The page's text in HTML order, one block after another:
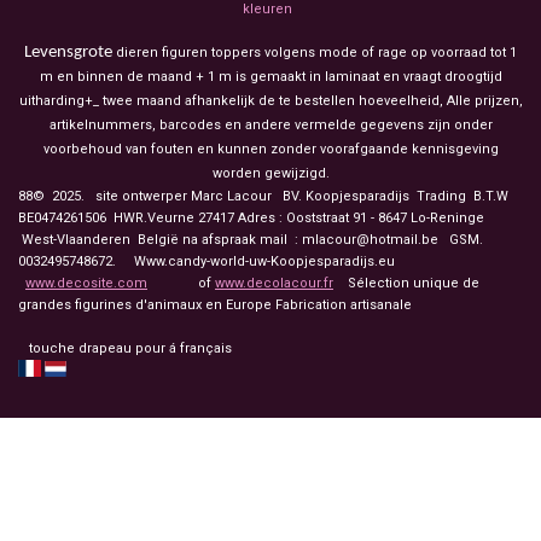
kleuren
Levensgrote dieren figuren toppers volgens mode of rage op voorraad tot 1
m en binnen de maand + 1 m is gemaakt in laminaat en vraagt droogtijd
uitharding+_ twee maand afhankelijk de te bestellen hoeveelheid, Alle prijzen,
artikelnummers, barcodes en andere vermelde gegevens zijn onder
voorbehoud van fouten en kunnen zonder voorafgaande kennisgeving
worden gewijzigd.
88© 2025. site ontwerper Marc Lacour BV. Koopjesparadijs Trading
B.T.W
BE0474261506 HWR.Veurne 27417 Adres : Ooststraat 91 - 8647 Lo-Reninge
West-Vlaanderen België na afspraak mail : mlacour@hotmail.be GSM.
0032495748672. Www.candy-world-uw-Koopjesparadijs.eu
www.decosite.com of www.decolacour.fr Sélection unique de
grandes figurines d'animaux en Europe Fabrication artisanale
touche drapeau pour á français